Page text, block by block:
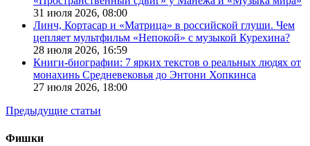
31 июля 2026, 08:00
Линч, Кортасар и «Матрица» в российской глуши. Чем
цепляет мультфильм «Непокой» с музыкой Курехина?
28 июля 2026, 16:59
Книги-биографии: 7 ярких текстов о реальных людях от
монахинь Средневековья до Энтони Хопкинса
27 июля 2026, 18:00
Предыдущие статьи
Фишки